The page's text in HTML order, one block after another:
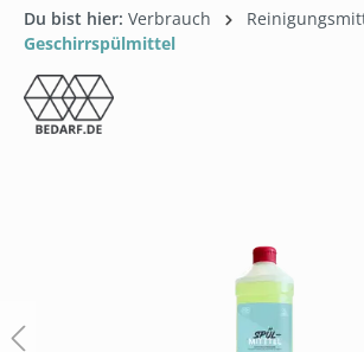
Du bist hier: Verbrauch
Geschirrspülmittel